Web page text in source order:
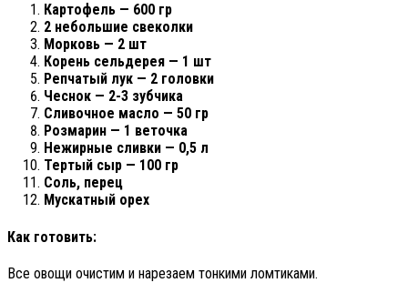
Картофель — 600 гр
2 небольшие свеколки
Морковь — 2 шт
Корень сельдерея — 1 шт
Репчатый лук — 2 головки
Чеснок — 2-3 зубчика
Сливочное масло — 50 гр
Розмарин — 1 веточка
Нежирные сливки — 0,5 л
Тертый сыр — 100 гр
Соль, перец
Мускатный орех
Как готовить:
Все овощи очистим и нарезаем тонкими ломтиками.